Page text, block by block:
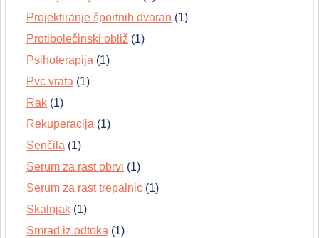
Projektiranje športnih dvoran (1)
Protibolečinski obliž (1)
Psihoterapija (1)
Pvc vrata (1)
Rak (1)
Rekuperacija (1)
Senčila (1)
Serum za rast obrvi (1)
Serum za rast trepalnic (1)
Skalnjak (1)
Smrad iz odtoka (1)